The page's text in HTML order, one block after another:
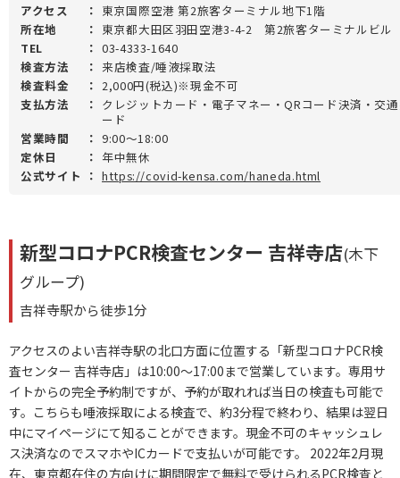
アクセス ： 東京国際空港 第2旅客ターミナル地下1階
所在地
： 東京都大田区羽田空港3-4-2 第2旅客ターミナルビル
TEL
： 03-4333-1640
検査方法
： 来店検査/唾液採取法
検査料金
： 2,000円(税込)※現金不可
支払方法
： クレジットカード・電子マネー・QRコード決済・交
ード
営業時間
： 9:00～18:00
定休日
： 年中無休
公式サイト
： https://covid-kensa.com/haneda.html
新型コロナPCR検査センター 吉祥寺店(木下
グループ)
吉祥寺駅から徒歩1分
アクセスのよい吉祥寺駅の北口方面に位置する「新型コロナPCR検
査センター 吉祥寺店」は10:00～17:00まで営業しています。専用サ
イトからの完全予約制ですが、予約が取れれば当日の検査も可能で
す。こちらも唾液採取による検査で、約3分程で終わり、結果は翌日
中にマイページにて知ることができます。現金不可のキャッシュレ
ス決済なのでスマホやICカードで支払いが可能です。 2022年2月現
在、東京都在住の方向けに期間限定で無料で受けられるPCR検査と